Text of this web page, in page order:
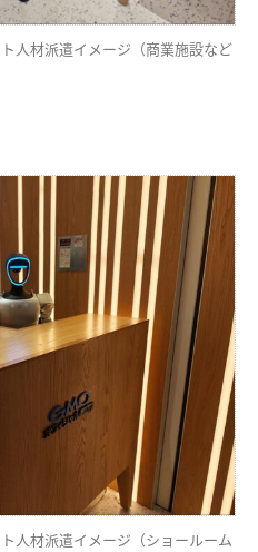
人材派遣イメージ（商業施設など
人材派遣イメージ（ショールーム